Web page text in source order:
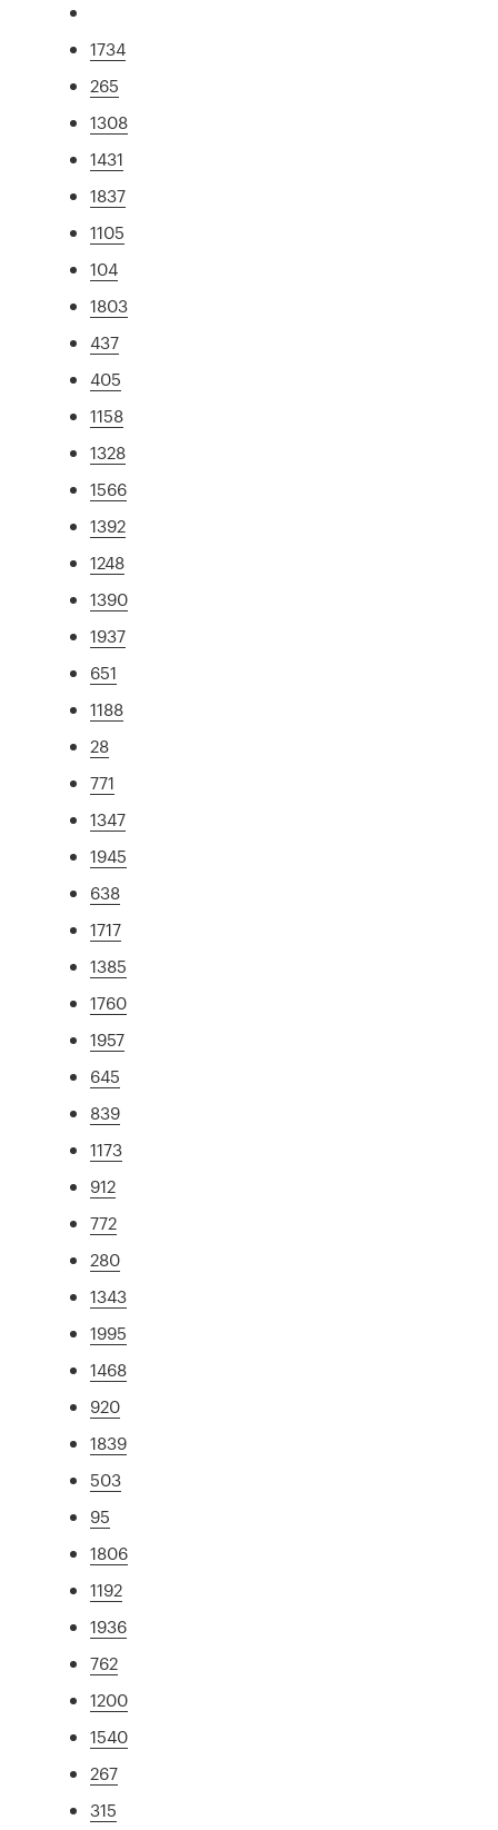
1734
265
1308
1431
1837
1105
104
1803
437
405
1158
1328
1566
1392
1248
1390
1937
651
1188
28
771
1347
1945
638
1717
1385
1760
1957
645
839
1173
912
772
280
1343
1995
1468
920
1839
503
95
1806
1192
1936
762
1200
1540
267
315